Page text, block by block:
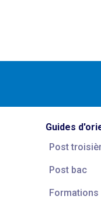
Guides
Post
Post bac